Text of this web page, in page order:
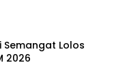
Lolos
2026